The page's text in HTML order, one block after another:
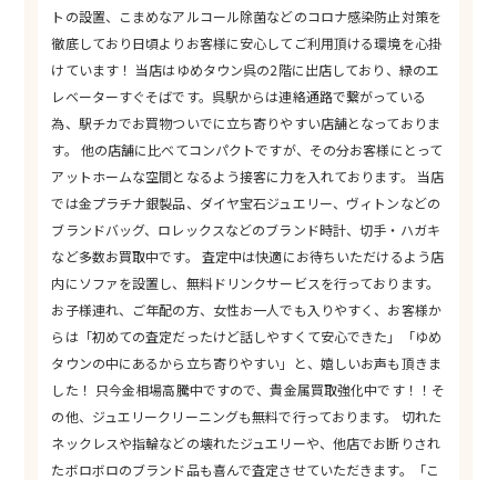
トの設置、こまめなアルコール除菌などのコロナ感染防止対策を
徹底しており日頃よりお客様に安心してご利用頂ける環境を心掛
けています！ 当店はゆめタウン呉の2階に出店しており、緑のエ
レベーターすぐそばです。呉駅からは連絡通路で繋がっている
為、駅チカでお買物ついでに立ち寄りやすい店舗となっておりま
す。 他の店舗に比べてコンパクトですが、その分お客様にとって
アットホームな空間となるよう接客に力を入れております。 当店
では金プラチナ銀製品、ダイヤ宝石ジュエリー、ヴィトンなどの
ブランドバッグ、ロレックスなどのブランド時計、切手・ハガキ
など多数お買取中です。 査定中は快適にお待ちいただけるよう店
内にソファを設置し、無料ドリンクサービスを行っております。
お子様連れ、ご年配の方、女性お一人でも入りやすく、お客様か
らは「初めての査定だったけど話しやすくて安心できた」「ゆめ
タウンの中にあるから立ち寄りやすい」と、嬉しいお声も頂きま
した！ 只今金相場高騰中ですので、貴金属買取強化中です！！そ
の他、ジュエリークリーニングも無料で行っております。 切れた
ネックレスや指輪などの壊れたジュエリーや、他店でお断りされ
たボロボロのブランド品も喜んで査定させていただきます。「こ